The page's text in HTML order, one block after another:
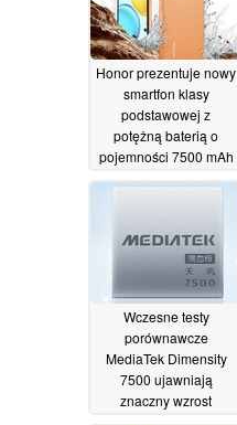
Honor prezentuje nowy
smartfon klasy
podstawowej z
potężną baterią o
pojemności 7500 mAh
03/06/2026
Wczesne testy
porównawcze
MediaTek Dimensity
7500 ujawniają
znaczny wzrost